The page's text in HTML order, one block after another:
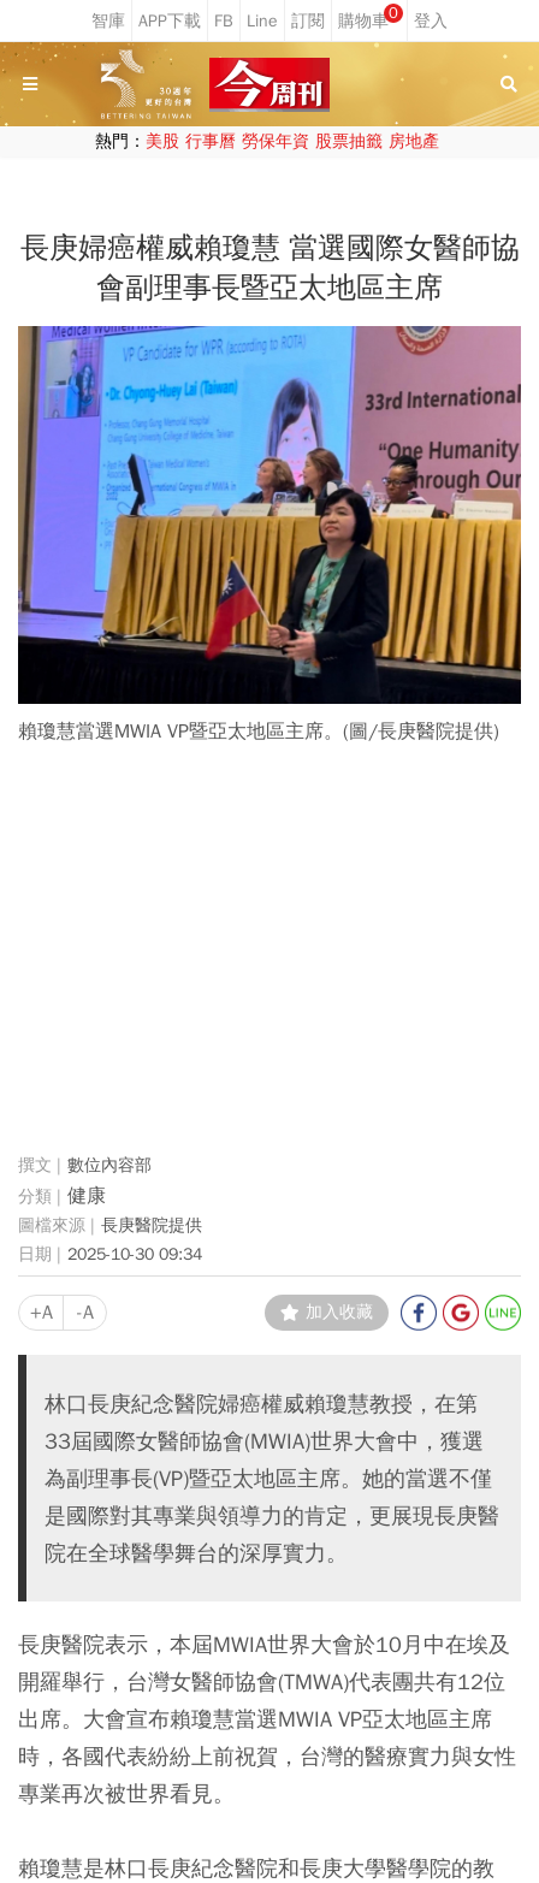
0
熱門： 美股 行事曆 勞保年資 股票抽籤 房地產
長庚婦癌權威賴瓊慧 當選國際女醫師協
會副理事長暨亞太地區主席
賴瓊慧當選MWIA VP暨亞太地區主席。(圖/長庚醫院提供)
數位內容部
健康
長庚醫院提供
2025-10-30 09:34
+A -A 加入收藏
林口長庚紀念醫院婦癌權威賴瓊慧教授，在第
33屆國際女醫師協會(MWIA)世界大會中，獲選
為副理事長(VP)暨亞太地區主席。她的當選不僅
是國際對其專業與領導力的肯定，更展現長庚醫
院在全球醫學舞台的深厚實力。
長庚醫院表示，本屆MWIA世界大會於10月中在埃及
開羅舉行，台灣女醫師協會(TMWA)代表團共有12位
出席。大會宣布賴瓊慧當選MWIA VP亞太地區主席
時，各國代表紛紛上前祝賀，台灣的醫療實力與女性
專業再次被世界看見。
賴瓊慧是林口長庚紀念醫院和長庚大學醫學院的教